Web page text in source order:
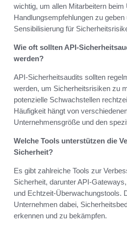
wichtig, um allen Mitarbeitern
Handlungsempfehlungen zu
Sensibilisierung für
Wie oft sollten API-
werden?
API-Sicherheitsaudits sollten
werden, um Sicherheitsrisiken zu
potenzielle Schwachstellen
Häufigkeit hängt von
Unternehmensgröße und den
Welche Tools unterstützen die
Sicherheit?
Es gibt zahlreiche Tools zur
Sicherheit, darunter API-
und Echtzeit-Überwachungstools.
Unternehmen dabei,
erkennen und zu bekämpfen.